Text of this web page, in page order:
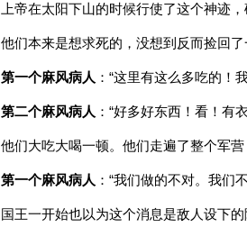
上帝在太阳下山的时候行使了这个神迹
他们本来是想求死的，没想到反而捡回了
第一个麻风病人 ：“这里有这么多吃的！
第二个麻风病人 ：“好多好东西！看！有
他们大吃大喝一顿。他们走遍了整个军营
第一个麻风病人 ：“我们做的不对。我
国王一开始也以为这个消息是敌人设下